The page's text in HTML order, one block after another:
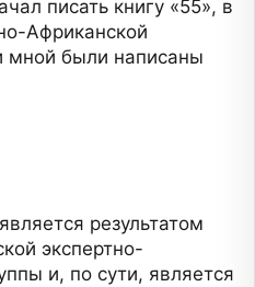
писать книгу «55», в
Африканской
мной были написаны
результатом
экспертно-
и, по сути, является